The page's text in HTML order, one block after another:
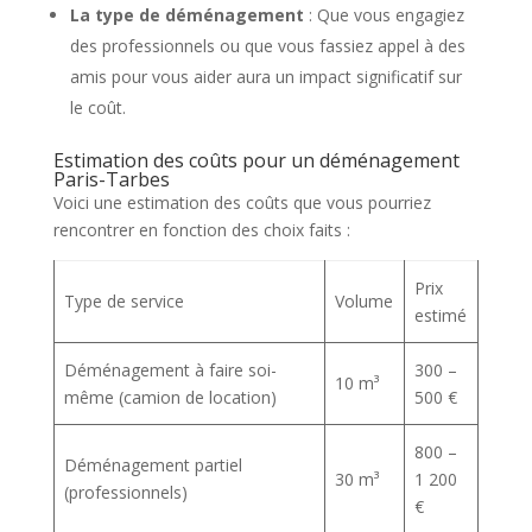
La type de déménagement : Que vous engagiez
des professionnels ou que vous fassiez appel à des
amis pour vous aider aura un impact significatif sur
le coût.
Estimation des coûts pour un déménagement
Paris-Tarbes
Voici une estimation des coûts que vous pourriez
rencontrer en fonction des choix faits :
Type de service Volume
Prix
estimé
Déménagement à faire soi-
même (camion de location)
10 m³
300 –
500 €
Déménagement partiel
(professionnels)
30 m³
800 –
1 200
€